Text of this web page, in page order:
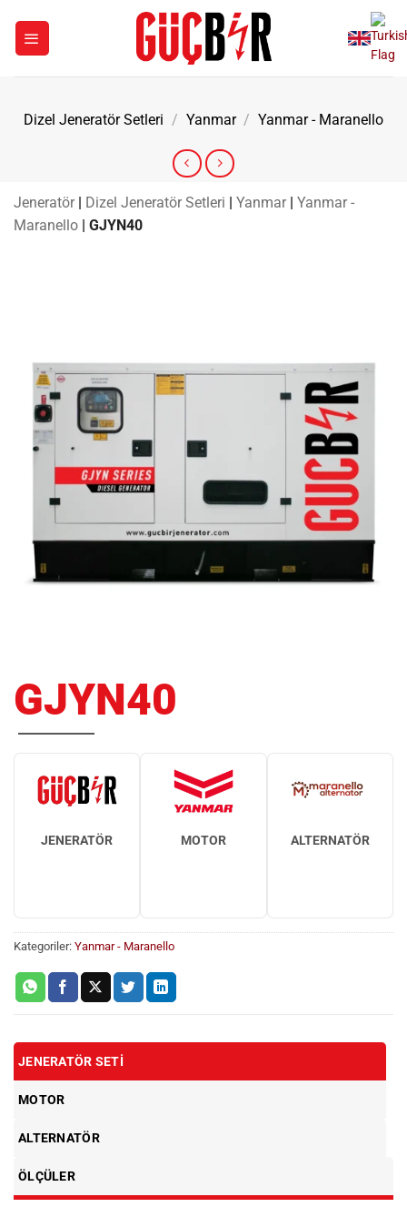
Dizel Jeneratör Setleri / Yanmar / Yanmar - Maranello
Jeneratör | Dizel Jeneratör Setleri | Yanmar | Yanmar -
Maranello | GJYN40
GJYN40
JENERATÖR MOTOR ALTERNATÖR
Kategoriler: Yanmar - Maranello
JENERATÖR SETI
MOTOR
ALTERNATÖR
ÖLÇÜLER